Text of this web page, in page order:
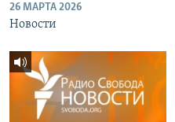
26 МАРТА 2026
Новости